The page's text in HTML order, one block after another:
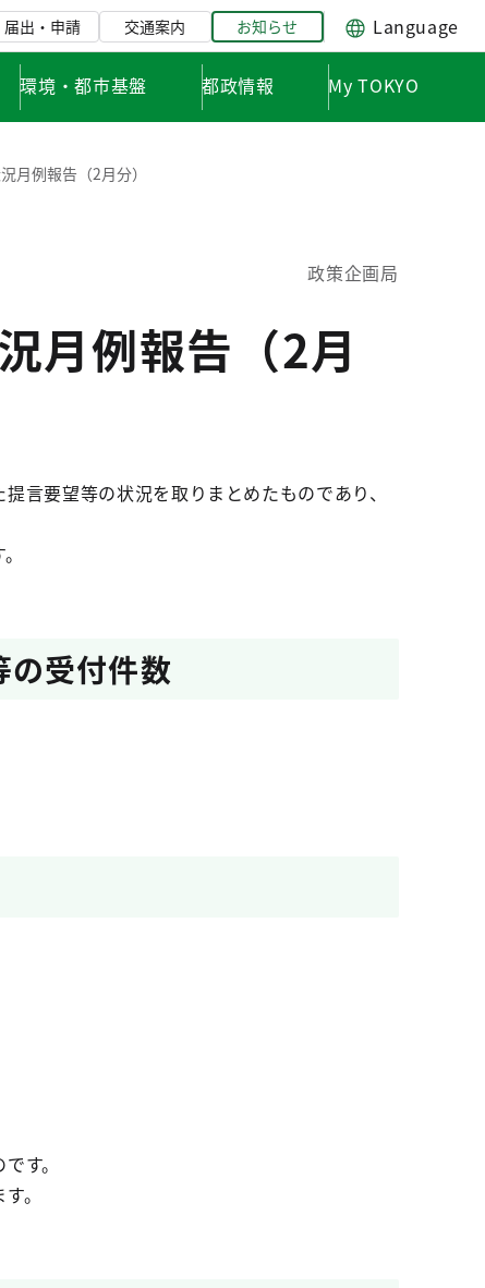
届出・申請 交通案内 お知らせ Language
環境・都市基盤 都政情報 My TOKYO
月例報告（2月分）
政策企画局
月例報告（2月
言要望等の状況を取りまとめたものであり、
の受付件数
す。
。